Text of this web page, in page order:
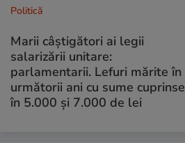
Politică
Marii câștigători ai legii
salarizării unitare:
parlamentarii. Lefuri mărite în
următorii ani cu sume cuprinse
în 5.000 și 7.000 de lei